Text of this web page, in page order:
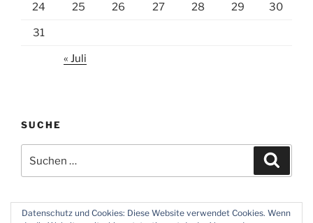
24 25 26 27 28 29 30
31
« Juli
SUCHE
nach:
Datenschutz und Cookies: Diese Website verwendet Cookies. Wenn